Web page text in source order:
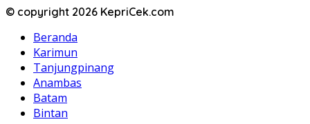
© copyright 2026 KepriCek.com
Beranda
Karimun
Tanjungpinang
Anambas
Batam
Bintan